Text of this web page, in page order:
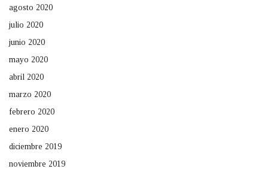
agosto 2020
julio 2020
junio 2020
mayo 2020
abril 2020
marzo 2020
febrero 2020
enero 2020
diciembre 2019
noviembre 2019